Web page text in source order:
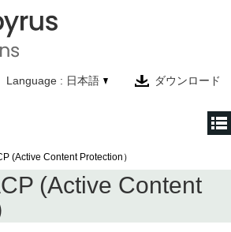
Language : 日本語 ダウンロード
ホーム
製品情報
テクノロジー
(Active Content Protection）
(Active Content